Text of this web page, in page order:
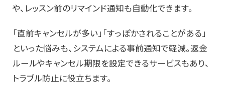
や、レッスン前のリマインド通知も自動化できます。
「直前キャンセルが多い」「すっぽかされることがある」
といった悩みも、システムによる事前通知で軽減。返金
ルールやキャンセル期限を設定できるサービスもあり、
トラブル防止に役立ちます。